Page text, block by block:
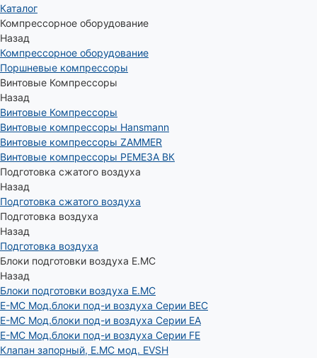
Каталог
Компрессорное оборудование
Назад
Компрессорное оборудование
Поршневые компрессоры
Винтовые Компрессоры
Назад
Винтовые Компрессоры
Винтовые компрессоры Hansmann
Винтовые компрессоры ZAMMER
Винтовые компрессоры РЕМЕЗА ВК
Подготовка сжатого воздуха
Назад
Подготовка сжатого воздуха
Подготовка воздуха
Назад
Подготовка воздуха
Блоки подготовки воздуха E.MC
Назад
Блоки подготовки воздуха E.MC
E-MC Мод.блоки под-и воздуха Серии BEC
E-MC Мод.блоки под-и воздуха Серии EA
E-MC Мод.блоки под-и воздуха Серии FE
Клапан запорный, E.MC мод. EVSH